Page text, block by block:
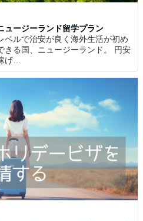
ュージーランド留学プラン
ベルで治安が良く海外生活が初め
きる国、ニュージーランド。 円安
げ…